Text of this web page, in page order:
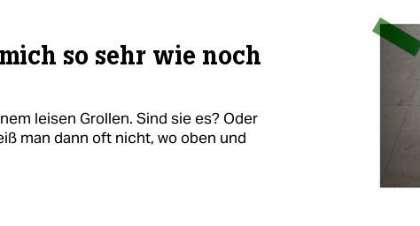
so sehr wie noch
leisen Grollen. Sind sie es? Oder
man dann oft nicht, wo oben und